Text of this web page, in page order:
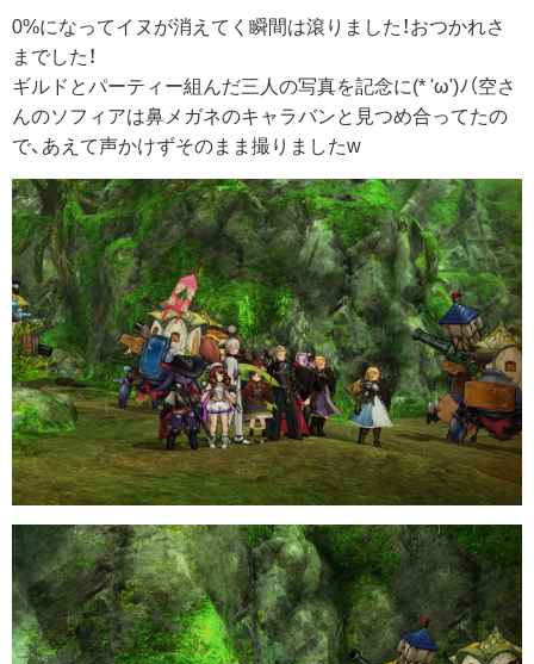
0%になってイヌが消えてく瞬間は滾りました！おつかれさ
までした！
ギルドとパーティー組んだ三人の写真を記念に(* 'ω')ﾉ（空さ
んのソフィアは鼻メガネのキャラバンと見つめ合ってたの
で、あえて声かけずそのまま撮りましたw